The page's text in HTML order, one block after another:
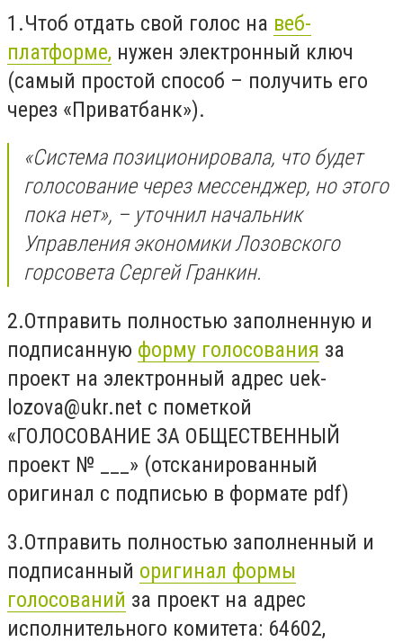
1.Чтоб отдать свой голос на веб-
платформе, нужен электронный ключ
(самый простой способ – получить его
через «Приватбанк»).
«Система позиционировала, что будет
голосование через мессенджер, но этого
пока нет», – уточнил начальник
Управления экономики Лозовского
горсовета Сергей Гранкин.
2.Отправить полностью заполненную и
подписанную форму голосования за
проект на электронный адрес uek-
lozova@ukr.net с пометкой
«ГОЛОСОВАНИЕ ЗА ОБЩЕСТВЕННЫЙ
проект № ___» (отсканированный
оригинал с подписью в формате pdf)
3.Отправить полностью заполненный и
подписанный оригинал формы
голосований за проект на адрес
исполнительного комитета: 64602,